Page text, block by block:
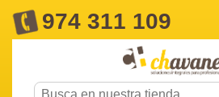
974 311 109